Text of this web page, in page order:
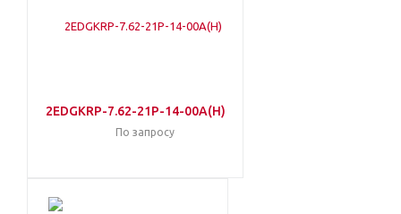
2EDGKRP-7.62-21P-14-00A(H)
По запросу